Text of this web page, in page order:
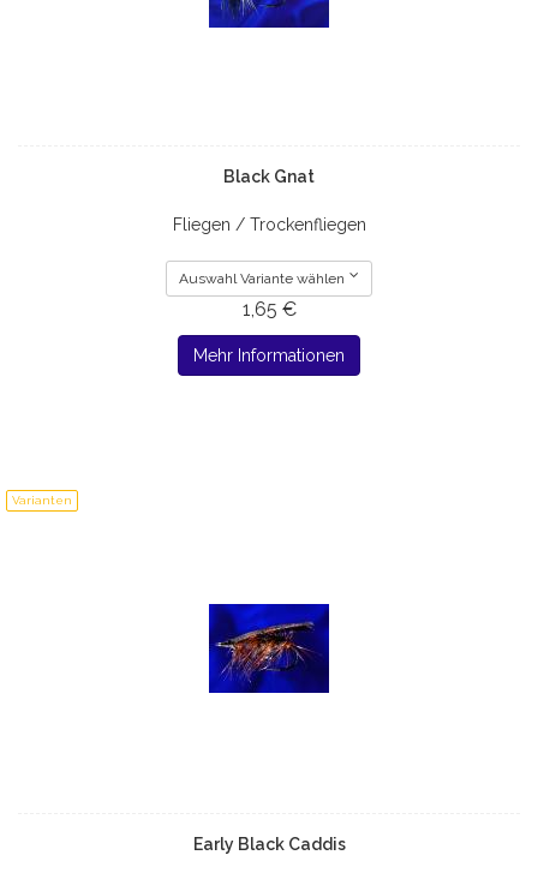
Black Gnat
Fliegen / Trockenfliegen
Auswahl Variante wählen
1,65 €
Mehr Informationen
Varianten
Early Black Caddis